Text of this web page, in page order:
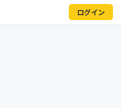
ログイン